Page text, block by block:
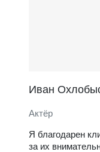
Иван
Актёр
Я благодарен
за их